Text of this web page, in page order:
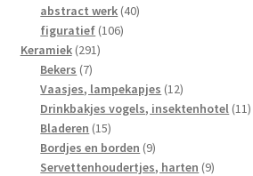
producten
abstract werk 4040
figuratief 106106
Keramiek 291291
Bekers 77
producten
Vaasjes, lampekapjes 1212
producten
Drinkbakjes vogels, insektenhotel 1111
Bladeren 1515
producten
Bordjes en borden 99
producten
Servettenhoudertjes, harten 99